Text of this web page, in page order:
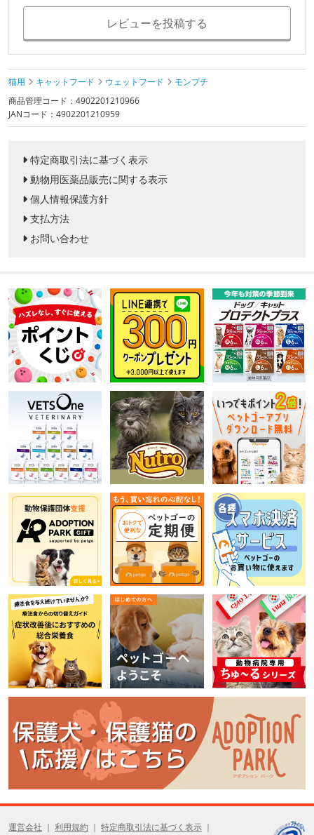
レビューを投稿する
猫用 キャットフード ウェットフード
モンプチ
商品管理コード：4902201210966
JANコード：4902201210959
特定商取引法に基づく表示
動物用医薬品販売に関する表示
個人情報保護方針
支払方法
お問い合わせ
運営会社 利用規約
特定商取引法に基づく表示